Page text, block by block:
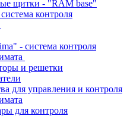
щитки - "RAM base"
контроля
- система контроля
и решетки
для управления и контроля
для контроля